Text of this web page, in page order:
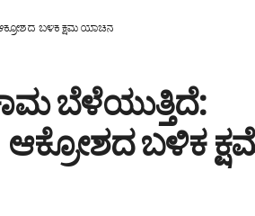
ಬಳಿಕ ಕ್ಷಮೆ ಯಾಚನೆ
ಬೆಳೆಯುತ್ತಿದೆ:
ಬಳಿಕ